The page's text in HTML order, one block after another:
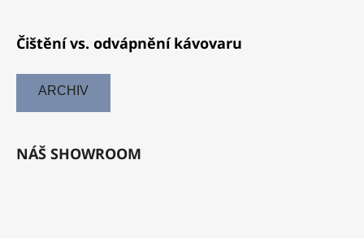
Čištění vs. odvápnění kávovaru
ARCHIV
NÁŠ SHOWROOM